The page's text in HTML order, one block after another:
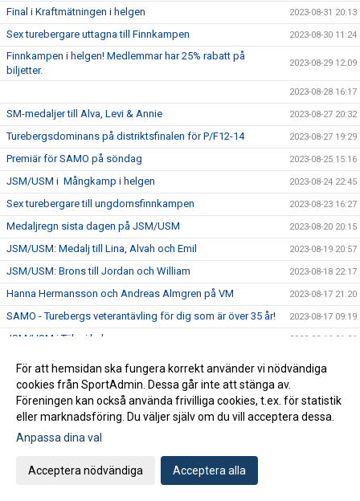
Final i Kraftmätningen i helgen 2023-08-31 20:13
Sex turebergare uttagna till Finnkampen 2023-08-30 11:24
Finnkampen i helgen! Medlemmar har 25% rabatt på
biljetter.
2023-08-29 12:09
2023-08-28 16:17
SM-medaljer till Alva, Levi & Annie 2023-08-27 20:32
Turebergsdominans på distriktsfinalen för P/F12-14 2023-08-27 19:29
Premiär för SAMO på söndag 2023-08-25 15:16
JSM/USM i Mångkamp i helgen 2023-08-24 22:45
Sex turebergare till ungdomsfinnkampen 2023-08-23 16:27
Medaljregn sista dagen på JSM/USM 2023-08-20 20:15
JSM/USM: Medalj till Lina, Alvah och Emil 2023-08-19 20:57
JSM/USM: Brons till Jordan och William 2023-08-18 22:17
Hanna Hermansson och Andreas Almgren på VM 2023-08-17 21:20
SAMO - Turebergs veterantävling för dig som är över 35 år! 2023-08-17 09:19
JSM/USM i Täby i helgen 2023-08-16 21:36
Turebergsveteranerna plockade 69 medaljer totalt på VSM! 2023-08-15 16:33
Årsbästa på 1500 för Yolanda Ngarambe
14 nya SM-medaljer - totalt 29 medaljer 2023-08-13 18:44
Inbjudan till grenkväll - Gång!
För att hemsidan ska fungera korrekt använder vi nödvändiga
cookies från SportAdmin. Dessa går inte att stänga av.
Föreningen kan också använda frivilliga cookies, t.ex. för statistik
eller marknadsföring. Du väljer själv om du vill acceptera dessa.
Anpassa dina val
Acceptera nödvändiga Acceptera alla